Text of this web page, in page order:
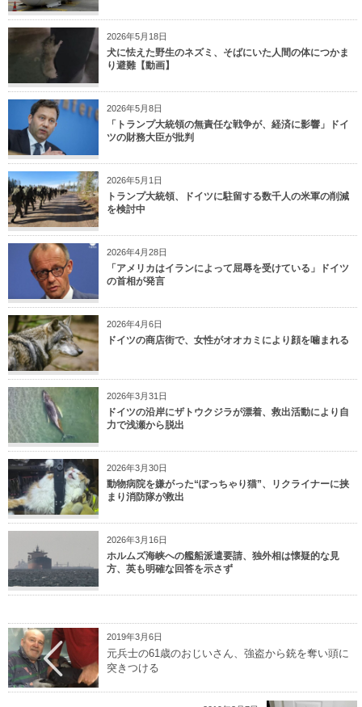
2026年5月18日
犬に怯えた野生のネズミ、そばにいた人間の体につかま
り避難【動画】
2026年5月8日
「トランプ大統領の無責任な戦争が、経済に影響」ドイ
ツの財務大臣が批判
2026年5月1日
トランプ大統領、ドイツに駐留する数千人の米軍の削減
を検討中
2026年4月28日
「アメリカはイランによって屈辱を受けている」ドイツ
の首相が発言
2026年4月6日
ドイツの商店街で、女性がオオカミにより顔を噛まれる
2026年3月31日
ドイツの沿岸にザトウクジラが漂着、救出活動により自
力で浅瀬から脱出
2026年3月30日
動物病院を嫌がった“ぽっちゃり猫”、リクライナーに挟
まり消防隊が救出
2026年3月16日
ホルムズ海峡への艦船派遣要請、独外相は懐疑的な見
方、英も明確な回答を示さず
2019年3月6日
元兵士の61歳のおじいさん、強盗から銃を奪い頭に
突きつける